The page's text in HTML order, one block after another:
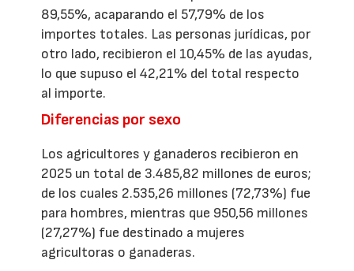
89,55%, acaparando el 57,79% de los
importes totales. Las personas jurídicas, por
otro lado, recibieron el 10,45% de las ayudas,
lo que supuso el 42,21% del total respecto
al importe.
Diferencias por sexo
Los agricultores y ganaderos recibieron en
2025 un total de 3.485,82 millones de euros;
de los cuales 2.535,26 millones (72,73%) fue
para hombres, mientras que 950,56 millones
(27,27%) fue destinado a mujeres
agricultoras o ganaderas.